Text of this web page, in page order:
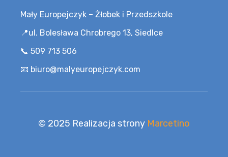
Mały Europejczyk – Żłobek i Przedszkole
📍ul. Bolesława Chrobrego 13, Siedlce
📞 509 713 506
📧 biuro@malyeuropejczyk.com
© 2025 Realizacja strony Marcetino